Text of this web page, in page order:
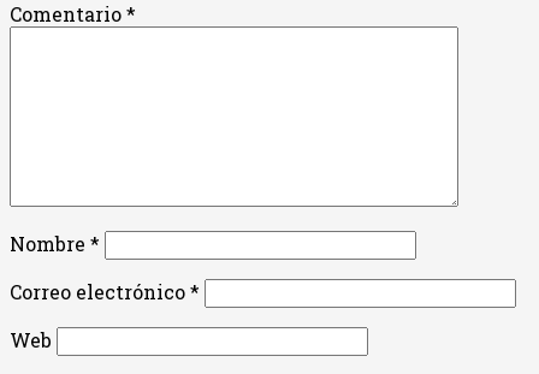
Comentario*
Nombre *
Correo electrónico*
Web